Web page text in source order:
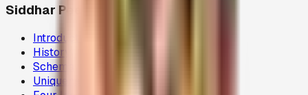
Siddhar Peedam
Introduction
History
Schema
Uniqueness